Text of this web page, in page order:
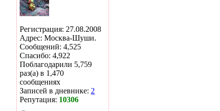
Регистрация: 27.08.2008
Адрес: Москва-Шуши.
Сообщений: 4,525
Спасибо: 4,922
Поблагодарили 5,759
раз(а) в 1,470
сообщениях
Записей в дневнике: 2
Репутация: 10306